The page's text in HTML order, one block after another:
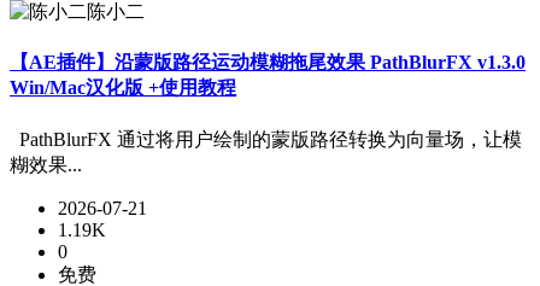
陈小二
【AE插件】沿蒙版路径运动模糊拖尾效果 PathBlurFX v1.3.0
Win/Mac汉化版 +使用教程
PathBlurFX 通过将用户绘制的蒙版路径转换为向量场，让模
糊效果...
2026-07-21
1.19K
0
免费